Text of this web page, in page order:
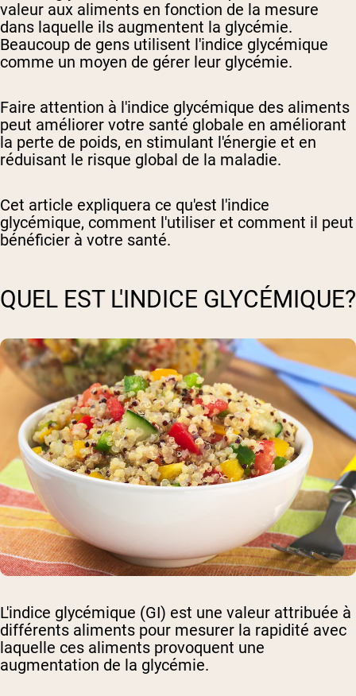
valeur aux aliments en fonction de la mesure
dans laquelle ils augmentent la glycémie.
Beaucoup de gens utilisent l'indice glycémique
comme un moyen de gérer leur glycémie.
Faire attention à l'indice glycémique des aliments
peut améliorer votre santé globale en améliorant
la perte de poids, en stimulant l'énergie et en
réduisant le risque global de la maladie.
Cet article expliquera ce qu'est l'indice
glycémique, comment l'utiliser et comment il peut
bénéficier à votre santé.
QUEL EST L'INDICE GLYCÉMIQUE?
L'indice glycémique (GI) est une valeur attribuée à
différents aliments pour mesurer la rapidité avec
laquelle ces aliments provoquent une
augmentation de la glycémie.